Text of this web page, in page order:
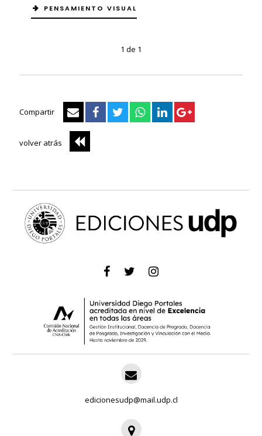
PENSAMIENTO VISUAL
1 de 1
Compartir
volver atrás
edicionesudp@mail.udp.cl